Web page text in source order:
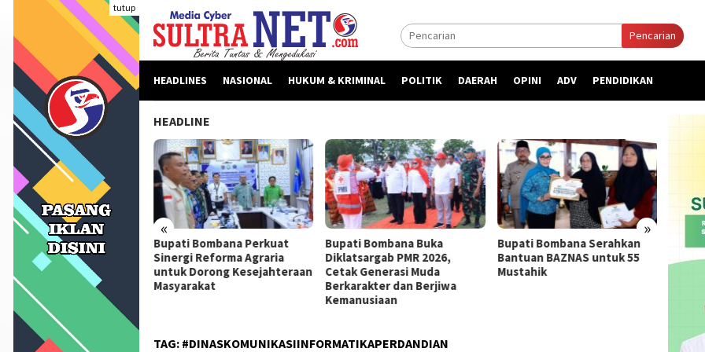
konten
tutup
Pencarian
HEADLINES NASIONAL HUKUM & KRIMINAL POLITIK DAERAH OPINI ADV PENDIDIKAN
HEADLINE
« »
Dinilai Fitnah,
Bombana Tempuh
Dewan Pers Sebelum
Hukum
Bupati Bombana Perkuat
Sinergi Reforma Agraria
untuk Dorong Kesejahteraan
Masyarakat
Bupati Bombana Buka
Diklatsargab PMR 2026,
Cetak Generasi Muda
Berkarakter dan Berjiwa
Kemanusiaan
Bupati Bombana Serahkan
Bantuan BAZNAS untuk 55
Mustahik
TAG: #DINASKOMUNIKASIINFORMATIKAPERDANDIAN